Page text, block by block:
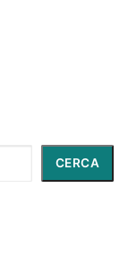
CERCA